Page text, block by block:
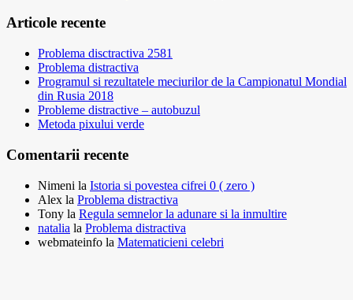
Articole recente
Problema disctractiva 2581
Problema distractiva
Programul si rezultatele meciurilor de la Campionatul Mondial
din Rusia 2018
Probleme distractive – autobuzul
Metoda pixului verde
Comentarii recente
Nimeni la Istoria si povestea cifrei 0 ( zero )
Alex la Problema distractiva
Tony la Regula semnelor la adunare si la inmultire
natalia la Problema distractiva
webmateinfo la Matematicieni celebri